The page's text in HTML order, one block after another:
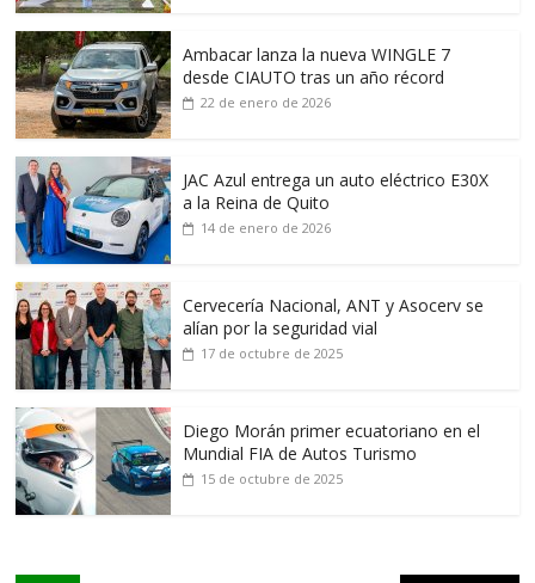
Ambacar lanza la nueva WINGLE 7
desde CIAUTO tras un año récord
22 de enero de 2026
JAC Azul entrega un auto eléctrico E30X
a la Reina de Quito
14 de enero de 2026
Cervecería Nacional, ANT y Asocerv se
alían por la seguridad vial
17 de octubre de 2025
Diego Morán primer ecuatoriano en el
Mundial FIA de Autos Turismo
15 de octubre de 2025